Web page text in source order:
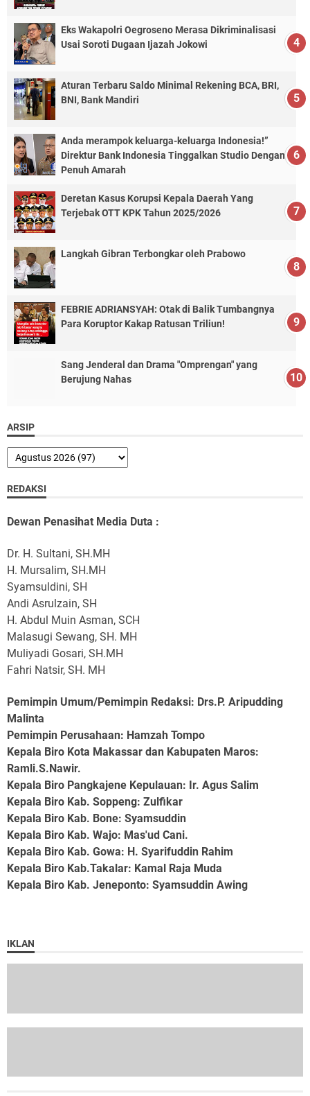
Eks Wakapolri Oegroseno Merasa Dikriminalisasi
Usai Soroti Dugaan Ijazah Jokowi
Aturan Terbaru Saldo Minimal Rekening BCA, BRI,
BNI, Bank Mandiri
Anda merampok keluarga-keluarga Indonesia!”
Direktur Bank Indonesia Tinggalkan Studio Dengan
Penuh Amarah
Deretan Kasus Korupsi Kepala Daerah Yang
Terjebak OTT KPK Tahun 2025/2026
Langkah Gibran Terbongkar oleh Prabowo
FEBRIE ADRIANSYAH: Otak di Balik Tumbangnya
Para Koruptor Kakap Ratusan Triliun!
Sang Jenderal dan Drama "Omprengan" yang
Berujung Nahas
ARSIP
REDAKSI
Dewan Penasihat Media Duta :
Dr. H. Sultani, SH.MH
H. Mursalim, SH.MH
Syamsuldini, SH
Andi Asrulzain, SH
H. Abdul Muin Asman, SCH
Malasugi Sewang, SH. MH
Muliyadi Gosari, SH.MH
Fahri Natsir, SH. MH
Pemimpin Umum/Pemimpin Redaksi: Drs.P. Aripudding
Malinta
Pemimpin Perusahaan: Hamzah Tompo
Kepala Biro Kota Makassar dan Kabupaten Maros:
Ramli.S.Nawir.
Kepala Biro Pangkajene Kepulauan: Ir. Agus Salim
Kepala Biro Kab. Soppeng: Zulfikar
Kepala Biro Kab. Bone: Syamsuddin
Kepala Biro Kab. Wajo: Mas'ud Cani.
Kepala Biro Kab. Gowa: H. Syarifuddin Rahim
Kepala Biro Kab.Takalar: Kamal Raja Muda
Kepala Biro Kab. Jeneponto: Syamsuddin Awing
IKLAN